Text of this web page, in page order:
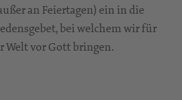
an Feiertagen) ein in die
bei welchem wir für
Welt vor Gott bringen.